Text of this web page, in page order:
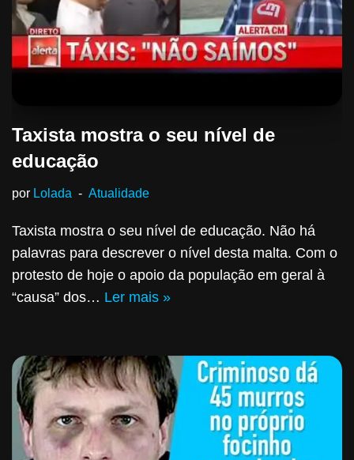
Taxista mostra o seu nível de
educação
por Lolada Atualidade
Taxista mostra o seu nível de educação. Não há
palavras para descrever o nível desta malta. Com o
protesto de hoje o apoio da população em geral à
“causa” dos… Ler mais »